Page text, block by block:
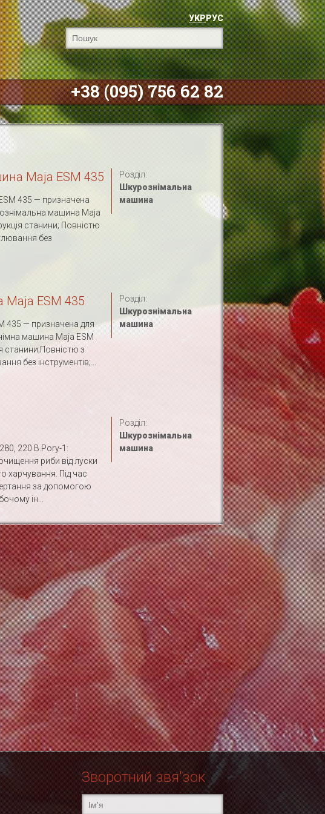
УКРРУС
+38 (095) 756 62 82
Maja ESM 435
435 — призначена
машина Maja
станини; Повністю
без
Розділ:
Шкурознімальна
машина
ESM 435
435 — призначена для
машина Maja ESM
станини;Повністю з
без інструментів;...
Розділ:
Шкурознімальна
машина
220 В.Pory-1:
риби від луски
харчування. Під час
за допомогою
ін...
Розділ:
Шкурознімальна
машина
Зворотний звя'зок